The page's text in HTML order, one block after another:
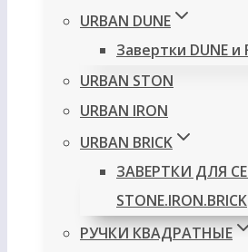
URBAN DUNE
Завертки DUNE и
URBAN STON
URBAN IRON
URBAN BRICK
ЗАВЕРТКИ ДЛЯ
STONE.IRON.BRICK
РУЧКИ КВАДРАТНЫЕ